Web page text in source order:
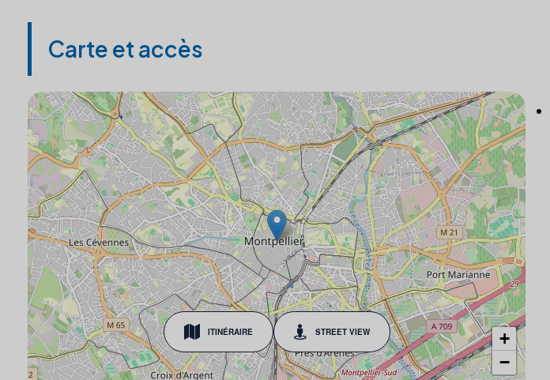
Carte et accès
ITINÉRAIRE STREET VIEW
+
−